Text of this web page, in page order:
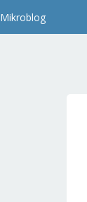
Mikroblog